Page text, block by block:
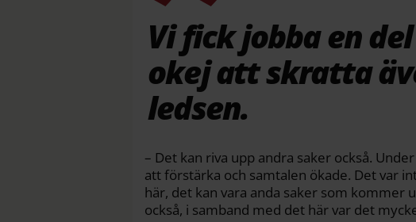
Vi fick jobba en
okej att skratta
ledsen.
– Det kan riva upp andra saker också.
att förstärka och samtalen ökade. Det var
här, det kan vara anda saker som kommer
också, i samband med det här var det